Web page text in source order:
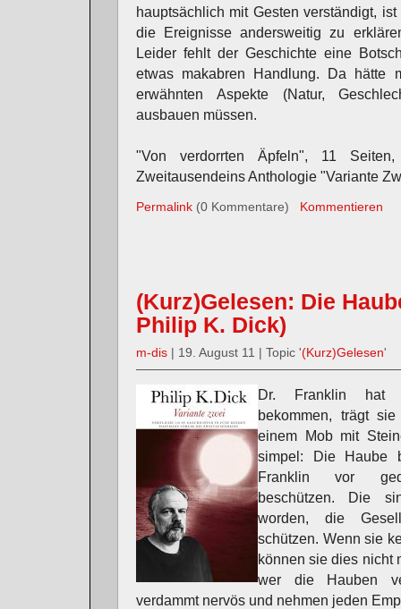
hauptsächlich mit Gesten verständigt,
die Ereignisse andersweitig zu
Leider fehlt der Geschichte eine
etwas makabren Handlung. Da hätte
erwähnten Aspekte (Natur,
ausbauen müssen.
"Von verdorrten Äpfeln", 11
Zweitausendeins Anthologie "Variante
Permalink (0 Kommentare) Kommentieren
(Kurz)Gelesen: Die
Philip K. Dick)
m-dis | 19. August 11 | Topic '(Kurz)Gelesen'
Dr. Franklin hat
bekommen, trägt
einem Mob mit
simpel: Die Haube
Franklin vor
beschützen. Die
worden, die
schützen. Wenn sie
können sie dies nicht
wer die Hauben
verdammt nervös und nehmen jeden